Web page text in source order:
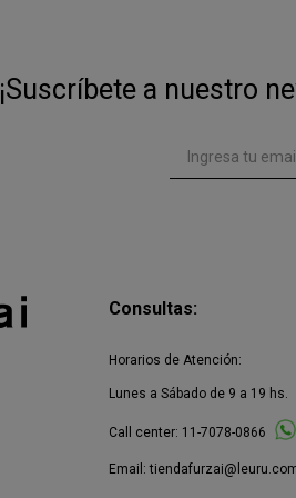
¡Suscríbete a nuestro
Consultas:
Horarios de Atención:
Lunes a Sábado de 9 a 19 hs.
Call center: 11-7078-0866
Email: